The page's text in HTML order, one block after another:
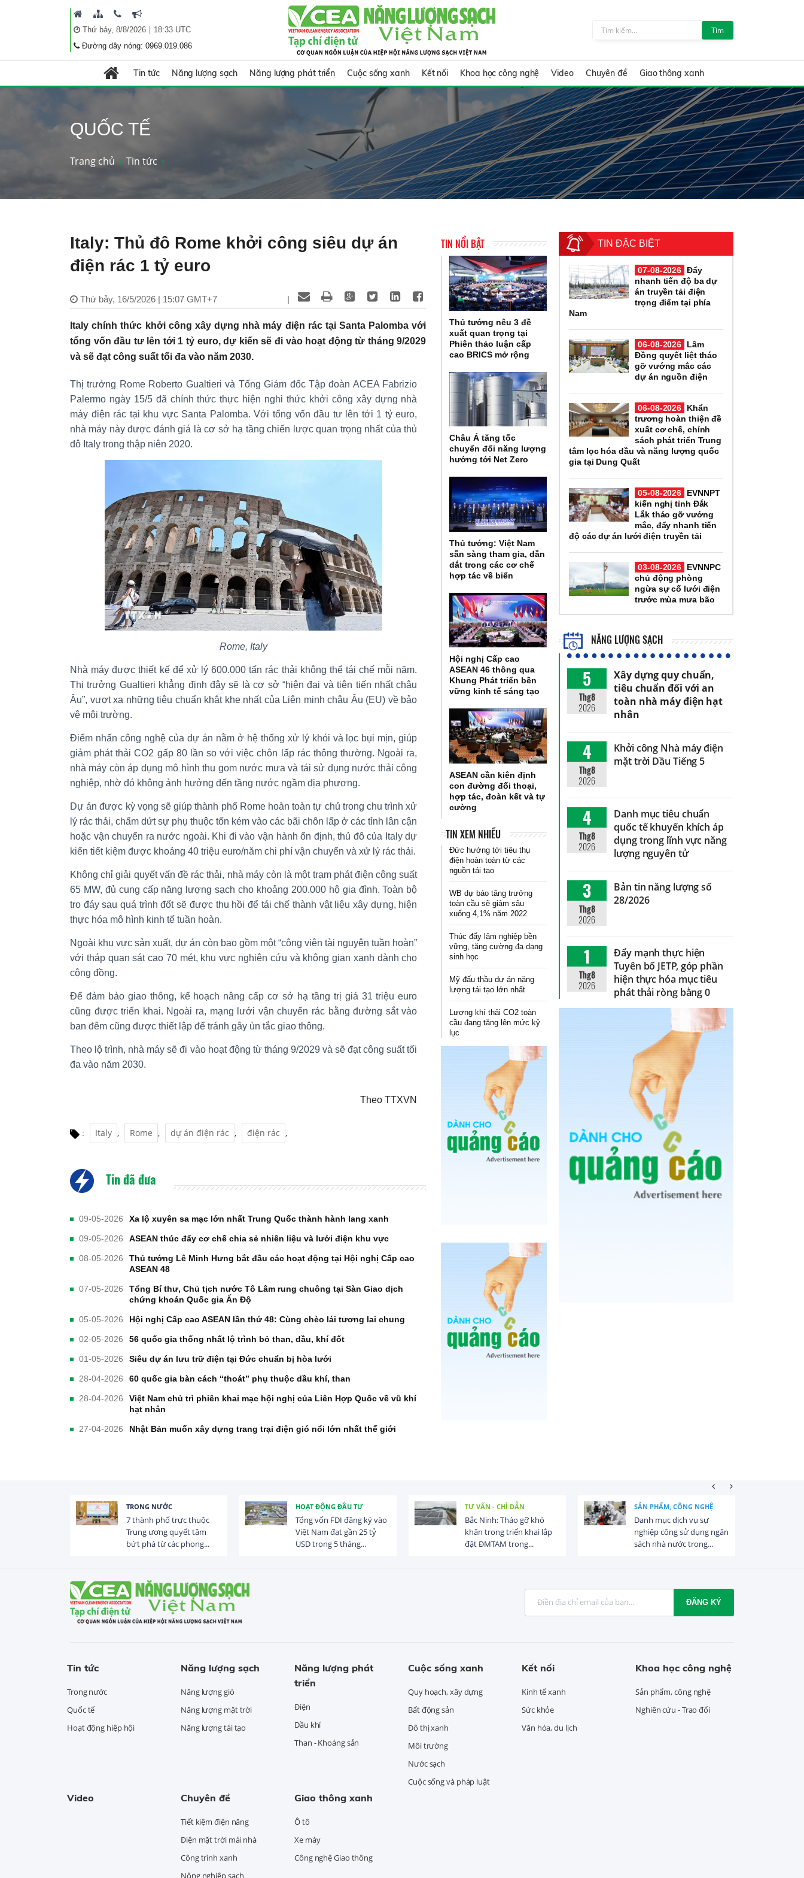
Thứ bảy, 8/8/2026| 18:33 UTC
Đường dây nóng: 0969.019.086
Tìm
Tin tức Năng lượng sạch Năng lượng phát triển Cuộc sống xanh Kết nối Khoa học công nghệ Video Chuyên đề Giao thông xanh
QUỐC TẾ
Trang chủ Tin tức
Italy: Thủ đô Rome khởi công siêu dự án
điện rác 1 tỷ euro
Thứ bảy, 16/5/2026 | 15:07 GMT+7 |
Italy chính thức khởi công xây dựng nhà máy điện rác tại Santa Palomba với
tổng vốn đầu tư lên tới 1 tỷ euro, dự kiến sẽ đi vào hoạt động từ tháng 9/2029
và sẽ đạt công suất tối đa vào năm 2030.
Thị trưởng Rome Roberto Gualtieri và Tổng Giám đốc Tập đoàn ACEA Fabrizio
Palermo ngày 15/5 đã chính thức thực hiện nghi thức khởi công xây dựng nhà
máy điện rác tại khu vực Santa Palomba. Với tổng vốn đầu tư lên tới 1 tỷ euro,
nhà máy này được đánh giá là cơ sở hạ tầng chiến lược quan trọng nhất của thủ
đô Italy trong thập niên 2020.
Rome, Italy
Nhà máy được thiết kế để xử lý 600.000 tấn rác thải không thể tái chế mỗi năm.
Thị trưởng Gualtieri khẳng định đây sẽ là cơ sở “hiện đại và tiên tiến nhất châu
Âu”, vượt xa những tiêu chuẩn khắt khe nhất của Liên minh châu Âu (EU) về bảo
vệ môi trường.
Điểm nhấn công nghệ của dự án nằm ở hệ thống xử lý khói và lọc bụi mịn, giúp
giảm phát thải CO2 gấp 80 lần so với việc chôn lấp rác thông thường. Ngoài ra,
nhà máy còn áp dụng mô hình thu gom nước mưa và tái sử dụng nước thải công
nghiệp, nhờ đó không ảnh hưởng đến tầng nước ngầm địa phương.
Dự án được kỳ vọng sẽ giúp thành phố Rome hoàn toàn tự chủ trong chu trình xử
lý rác thải, chấm dứt sự phụ thuộc tốn kém vào các bãi chôn lấp ở các tỉnh lân cận
hoặc vận chuyển ra nước ngoài. Khi đi vào vận hành ổn định, thủ đô của Italy dự
kiến tiết kiệm được khoảng 40 triệu euro/năm chi phí vận chuyển và xử lý rác thải.
Không chỉ giải quyết vấn đề rác thải, nhà máy còn là một trạm phát điện công suất
65 MW, đủ cung cấp năng lượng sạch cho khoảng 200.000 hộ gia đình. Toàn bộ
tro đáy sau quá trình đốt sẽ được thu hồi để tái chế thành vật liệu xây dựng, hiện
thực hóa mô hình kinh tế tuần hoàn.
Ngoài khu vực sản xuất, dự án còn bao gồm một “công viên tài nguyên tuần hoàn”
với tháp quan sát cao 70 mét, khu vực nghiên cứu và không gian xanh dành cho
cộng đồng.
Để đảm bảo giao thông, kế hoạch nâng cấp cơ sở hạ tầng trị giá 31 triệu euro
cũng được triển khai. Ngoài ra, mạng lưới vận chuyển rác bằng đường sắt vào
ban đêm cũng được thiết lập để tránh gây ùn tắc giao thông.
Theo lộ trình, nhà máy sẽ đi vào hoạt động từ tháng 9/2029 và sẽ đạt công suất tối
đa vào năm 2030.
Theo TTXVN
: Italy , Rome , dự án điện rác , điện rác ,
Tin đã đưa
09-05-2026 Xa lộ xuyên sa mạc lớn nhất Trung Quốc thành hành lang xanh
09-05-2026 ASEAN thúc đẩy cơ chế chia sẻ nhiên liệu và lưới điện khu vực
08-05-2026
Thủ tướng Lê Minh Hưng bắt đầu các hoạt động tại Hội nghị Cấp cao
ASEAN 48
07-05-2026
Tổng Bí thư, Chủ tịch nước Tô Lâm rung chuông tại Sàn Giao dịch
chứng khoán Quốc gia Ấn Độ
05-05-2026 Hội nghị Cấp cao ASEAN lần thứ 48: Cùng chèo lái tương lai chung
02-05-2026 56 quốc gia thống nhất lộ trình bỏ than, dầu, khí đốt
01-05-2026 Siêu dự án lưu trữ điện tại Đức chuẩn bị hòa lưới
28-04-2026 60 quốc gia bàn cách “thoát” phụ thuộc dầu khí, than
28-04-2026
Việt Nam chủ trì phiên khai mạc hội nghị của Liên Hợp Quốc về vũ khí
hạt nhân
27-04-2026 Nhật Bản muốn xây dựng trang trại điện gió nổi lớn nhất thế giới
TIN NỔI BẬT
Thủ tướng nêu 3 đề
xuất quan trọng tại
Phiên thảo luận cấp
cao BRICS mở rộng
Châu Á tăng tốc
chuyển đổi năng lượng
hướng tới Net Zero
Thủ tướng: Việt Nam
sẵn sàng tham gia, dẫn
dắt trong các cơ chế
hợp tác về biển
Hội nghị Cấp cao
ASEAN 46 thông qua
Khung Phát triển bền
vững kinh tế sáng tạo
ASEAN cần kiên định
con đường đối thoại,
hợp tác, đoàn kết và tự
cường
TIN XEM NHIỀU
Đức hướng tới tiêu thụ
điện hoàn toàn từ các
nguồn tái tạo
WB dự báo tăng trưởng
toàn cầu sẽ giảm sâu
xuống 4,1% năm 2022
Thúc đẩy lâm nghiệp bền
vững, tăng cường đa dạng
sinh học
Mỹ đấu thầu dự án năng
lượng tái tạo lớn nhất
Lượng khí thải CO2 toàn
cầu đang tăng lên mức kỷ
lục
TIN ĐẶC BIỆT
07-08-2026 Đẩy
nhanh tiến độ ba dự
án truyền tải điện
trọng điểm tại phía
Nam
06-08-2026
Lâm
Đồng quyết liệt tháo
gỡ vướng mắc các
dự án nguồn điện
06-08-2026
Khẩn
trương hoàn thiện đề
xuất cơ chế, chính
sách phát triển Trung
tâm lọc hóa dầu và năng lượng quốc
gia tại Dung Quất
05-08-2026
EVNNPT
kiến nghị tỉnh Đắk
Lắk tháo gỡ vướng
mắc, đẩy nhanh tiến
độ các dự án lưới điện truyền tải
03-08-2026
EVNNPC
chủ động phòng
ngừa sự cố lưới điện
trước mùa mưa bão
NĂNG LƯỢNG SẠCH
5
Thg8
2026
Xây dựng quy chuẩn,
tiêu chuẩn đối với an
toàn nhà máy điện hạt
nhân
4
Thg8
2026
Khởi công Nhà máy điện
mặt trời Dầu Tiếng 5
4
Thg8
2026
Danh mục tiêu chuẩn
quốc tế khuyến khích áp
dụng trong lĩnh vực năng
lượng nguyên tử
3
Thg8
2026
Bản tin năng lượng số
28/2026
1
Thg8
2026
Đẩy mạnh thực hiện
Tuyên bố JETP, góp phần
hiện thực hóa mục tiêu
phát thải ròng bằng 0
TRONG NƯỚC
7 thành phố trực thuộc
Trung ương quyết tâm
bứt phá từ các phong...
HOẠT ĐỘNG ĐẦU TƯ
Tổng vốn FDI đăng ký vào
Việt Nam đạt gần 25 tỷ
USD trong 5 tháng...
TƯ VẤN - CHỈ DẪN
Bắc Ninh: Tháo gỡ khó
khăn trong triển khai lắp
đặt ĐMTAM trong...
SẢN PHẨM, CÔNG NGHỆ
Danh mục dịch vụ sự
nghiệp công sử dụng ngân
sách nhà nước trong...
ĐĂNG KÝ
Tin tức
Trong nước
Quốc tế
Hoạt động hiệp hội
Năng lượng sạch
Năng lượng gió
Năng lượng mặt trời
Năng lượng tái tạo
Năng lượng phát
triển
Điện
Dầu khí
Than - Khoáng sản
Cuộc sống xanh
Quy hoạch, xây dựng
Bất động sản
Đô thị xanh
Môi trường
Nước sạch
Cuộc sống và pháp luật
Kết nối
Kinh tế xanh
Sức khỏe
Văn hóa, du lịch
Khoa học công nghệ
Sản phẩm, công nghệ
Nghiên cứu - Trao đổi
Video Chuyên đề
Tiết kiệm điện năng
Điện mặt trời mái nhà
Công trình xanh
Nông nghiệp sạch
Giao thông xanh
Ô tô
Xe máy
Công nghệ Giao thông